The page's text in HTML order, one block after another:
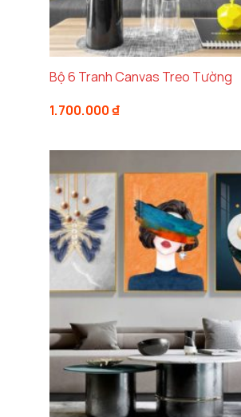
Tại sao nên
Biểu tượng của sự tự
Tranh sơn dầu bươm bướm
sống. Hình ảnh những con
Bộ 6 Tranh Canvas Treo Tường
1.700.000₫